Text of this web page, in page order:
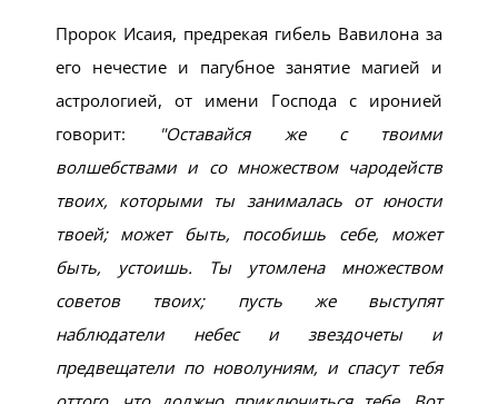
Пророк Исаия, предрекая гибель Вавилона за
его нечестие и пагубное занятие магией и
астрологией, от имени Господа с иронией
говорит:
Оставайся же с твоими
волшебствами и со множеством чародейств
твоих, которыми ты занималась от юности
твоей; может быть, пособишь себе, может
быть, устоишь. Ты утомлена множеством
советов твоих; пусть же выступят
наблюдатели небес и звездочеты и
предвещатели по новолуниям, и спасут тебя